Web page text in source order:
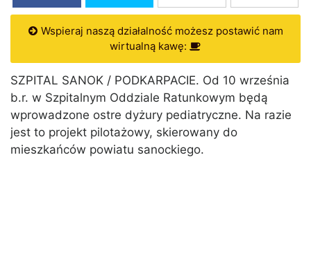
Wspieraj naszą działalność możesz postawić nam
wirtualną kawę:
SZPITAL SANOK / PODKARPACIE. Od 10 września
b.r. w Szpitalnym Oddziale Ratunkowym będą
wprowadzone ostre dyżury pediatryczne. Na razie
jest to projekt pilotażowy, skierowany do
mieszkańców powiatu sanockiego.